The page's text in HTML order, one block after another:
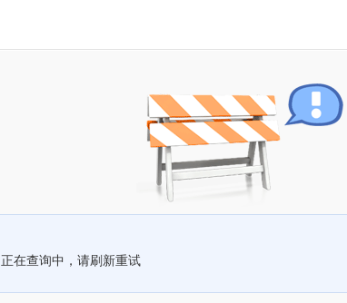
正在查询中，请刷新重试